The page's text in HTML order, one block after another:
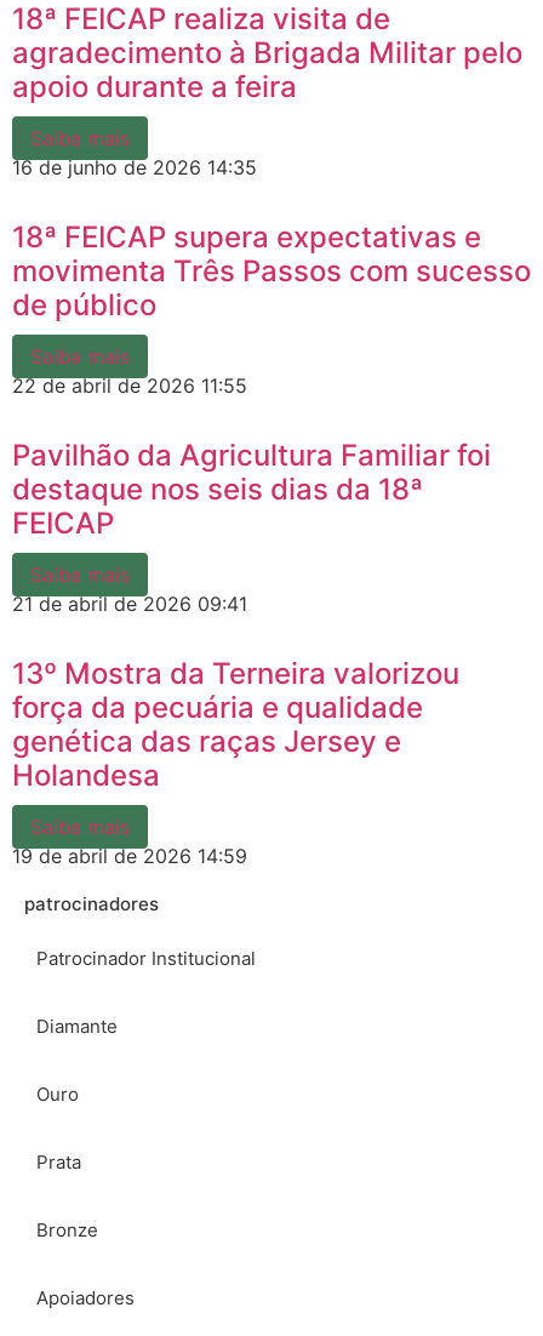
18ª FEICAP realiza visita de
agradecimento à Brigada Militar pelo
apoio durante a feira
Saiba mais
16 de junho de 2026 14:35
18ª FEICAP supera expectativas e
movimenta Três Passos com sucesso
de público
Saiba mais
22 de abril de 2026 11:55
Pavilhão da Agricultura Familiar foi
destaque nos seis dias da 18ª
FEICAP
Saiba mais
21 de abril de 2026 09:41
13º Mostra da Terneira valorizou
força da pecuária e qualidade
genética das raças Jersey e
Holandesa
Saiba mais
19 de abril de 2026 14:59
patrocinadores
Patrocinador Institucional
Diamante
Ouro
Prata
Bronze
Apoiadores